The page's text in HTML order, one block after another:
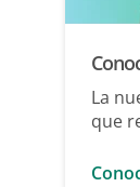
La
que